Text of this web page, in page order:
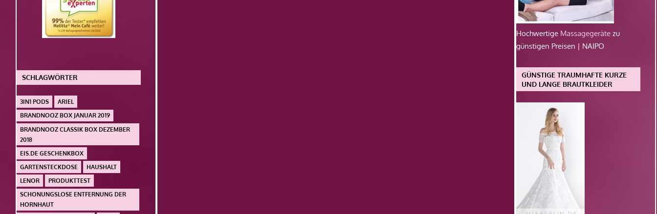
SCHLAGWÖRTER
3IN1 PODS
ARIEL
BRANDNOOZ BOX JANUAR 2019
BRANDNOOZ CLASSIK BOX DEZEMBER
2018
EIS.DE GESCHENKBOX
GARTENSTECKDOSE
HAUSHALT
LENOR
PRODUKTTEST
SCHONUNGSLOSE ENTFERNUNG DER
HORNHAUT
Hochwertige Massagegeräte zu
günstigen Preisen | NAIPO
GÜNSTIGE TRAUMHAFTE KURZE
UND LANGE BRAUTKLEIDER